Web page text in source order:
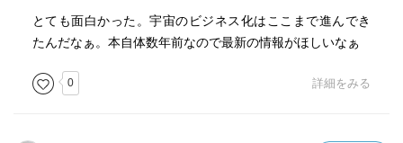
り組むものだと。そして、宇宙は宇宙飛行士など選ばれた
人間だけが行くことのできる場所であると。まずそれが間
とても面白かった。宇宙のビジネス化はここまで進んでき
たんだなぁ。本自体数年前なので最新の情報がほしいなぁ
0 詳細をみる